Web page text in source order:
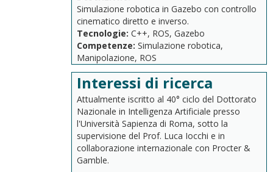
Simulazione robotica in Gazebo con controllo
cinematico diretto e inverso.
Tecnologie: C++, ROS, Gazebo
Competenze: Simulazione robotica,
Manipolazione, ROS
Interessi di ricerca
Attualmente iscritto al 40° ciclo del Dottorato
Nazionale in Intelligenza Artificiale presso
l'Università Sapienza di Roma, sotto la
supervisione del Prof. Luca Iocchi e in
collaborazione internazionale con Procter &
Gamble.